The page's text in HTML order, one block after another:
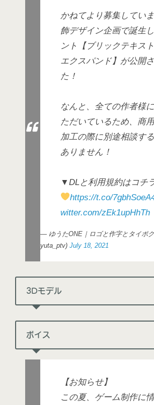
かねてより募集してい
飾デザイン企画で誕生
ント【ブリックテキス
エクスパンド】が公開
た！
なんと、全ての作者様
ただいているため、商
加工の際に別途相談す
ありません！
▼DLと利用規約はコチ
https://t.co/
witter.com/zEk1upHhTh
— ゆうたONE｜ロゴと作字とタイポ
yuta_ptv) July 18, 2021
3Dモデル
ボイス
【お知らせ】
この夏、ゲーム制作に